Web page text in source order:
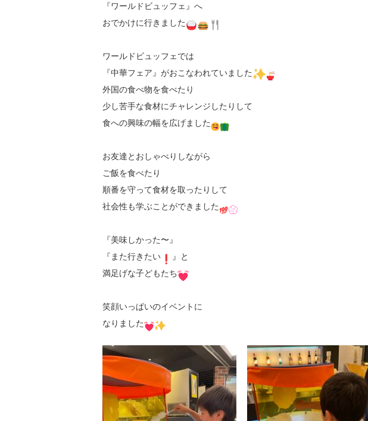
『ワールドビュッフェ』へ
おでかけに行きました
ワールドビュッフェでは
『中華フェア』がおこなわれていました
外国の食べ物を食べたり
少し苦手な食材にチャレンジしたりして
食への興味の幅を広げました
お友達とおしゃべりしながら
ご飯を食べたり
順番を守って食材を取ったりして
社会性も学ぶことができました
『美味しかった〜』
『また行きたい
️』と
満足げな子どもたち
笑顔いっぱいのイベントに
なりました